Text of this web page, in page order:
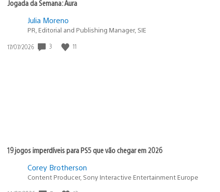
Jogada da Semana: Aura
Julia Moreno
PR, Editorial and Publishing Manager, SIE
Data
17/07/2026 3 11
19 jogos imperdíveis para PS5 que vão chegar em 2026
Corey Brotherson
Content Producer, Sony Interactive Entertainment Europe